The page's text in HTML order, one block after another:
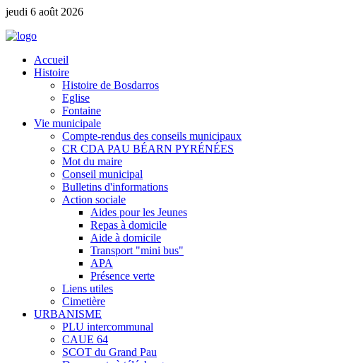
jeudi 6 août 2026
Accueil
Histoire
Histoire de Bosdarros
Eglise
Fontaine
Vie municipale
Compte-rendus des conseils municipaux
CR CDA PAU BÉARN PYRÉNÉES
Mot du maire
Conseil municipal
Bulletins d'informations
Action sociale
Aides pour les Jeunes
Repas à domicile
Aide à domicile
Transport "mini bus"
APA
Présence verte
Liens utiles
Cimetière
URBANISME
PLU intercommunal
CAUE 64
SCOT du Grand Pau